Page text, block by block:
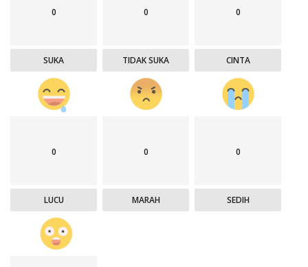
0
SUKA
0
TIDAK SUKA
0
CINTA
0
LUCU
0
MARAH
0
SEDIH